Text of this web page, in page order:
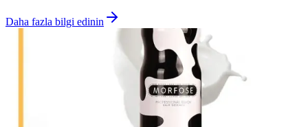
Daha fazla bilgi edinin